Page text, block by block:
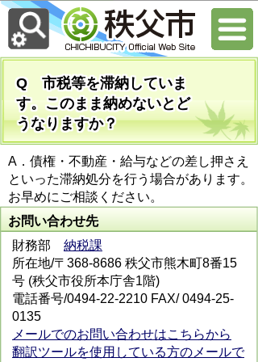
Q 市税等を滞納していま
す。このまま納めないとど
うなりますか？
A．債権・不動産・給与などの差し押さえ
といった滞納処分を行う場合があります。
お早めにご相談ください。
お問い合わせ先
財務部 納税課
所在地/〒368-8686 秩父市熊木町8番15
号 (秩父市役所本庁舎1階)
電話番号/0494-22-2210 FAX/ 0494-25-
0135
メールでのお問い合わせはこちらから
翻訳ツールを使用している方のメールで